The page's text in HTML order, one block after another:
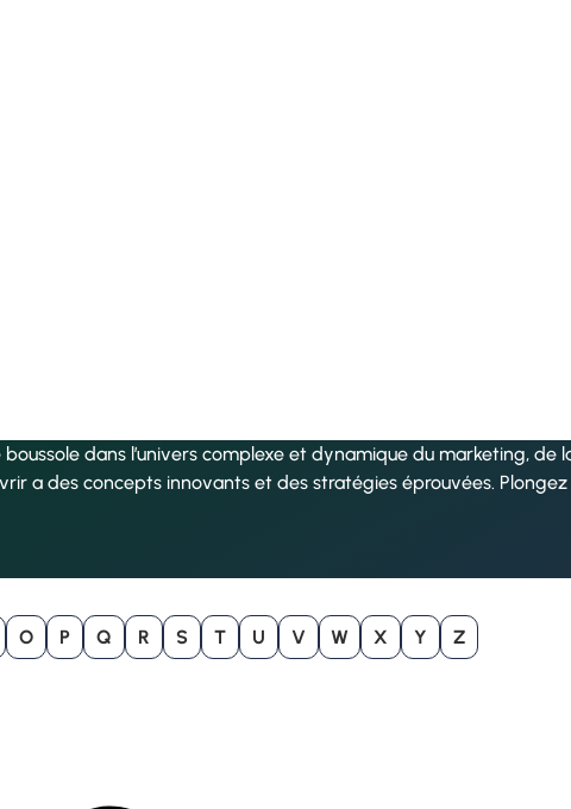
dans l’univers complexe et dynamique du marketing,
a des concepts innovants et des stratégies éprouvées.
O P Q R S T U V W X Y
Z